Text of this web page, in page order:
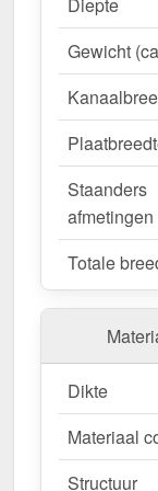
RAL 7016?
Duurzaam
constructie
Effectieve
–
beschermt
Robuust
ideaal
Optimale
verborgen
berichten
Diepte
Gewicht
Staanders
afmetingen
Totale
Dikte
Materiaal
Structuur